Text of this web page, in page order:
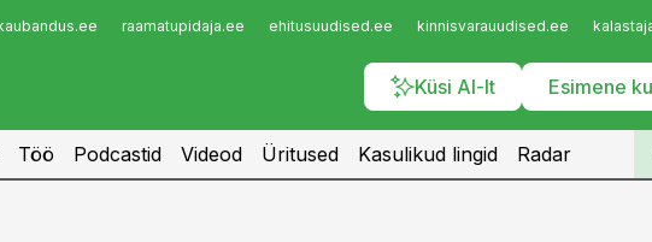
raamatupidaja.ee ehitusuudised.ee kinnisvarauudised.ee
Küsi AI-lt Esimene
Töö Podcastid Videod Üritused Kasulikud lingid Radar